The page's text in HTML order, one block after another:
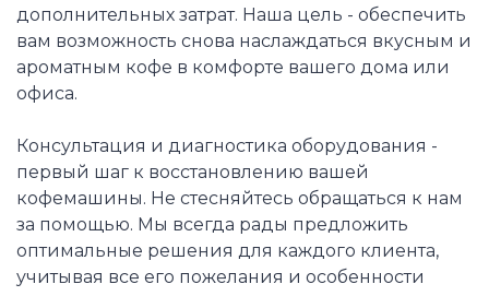
дополнительных затрат. Наша цель - обеспечить
вам возможность снова наслаждаться вкусным и
ароматным кофе в комфорте вашего дома или
офиса.
Консультация и диагностика оборудования -
первый шаг к восстановлению вашей
кофемашины. Не стесняйтесь обращаться к нам
за помощью. Мы всегда рады предложить
оптимальные решения для каждого клиента,
учитывая все его пожелания и особенности